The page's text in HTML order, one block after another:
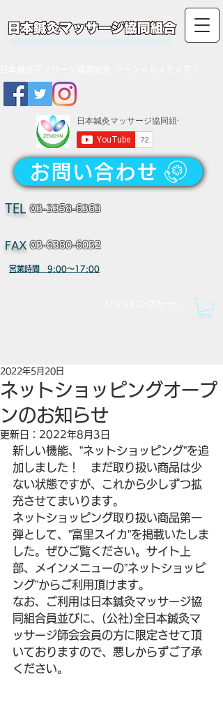
TEL
FAX 03-6380-6032
03-3358-6363
営業時間 9:00～17:00
お問い合わせ
ネットショッピングオープ
ンのお知らせ
2022年5月20日
更新日： 2022年8月3日
新しい機能、”ネットショッピング”を追
加しました！　まだ取り扱い商品は少
ない状態ですが、これから少しずつ拡
充させてまいります。
ネットショッピング取り扱い商品第一
弾として、”富里スイカ”を掲載いたしま
した。ぜひご覧ください。サイト上
部、メインメニューの”ネットショッピ
ング”からご利用頂けます。
なお、ご利用は日本鍼灸マッサージ協
同組合員並びに、(公社)全日本鍼灸マ
ッサージ師会会員の方に限定させて頂
いておりますので、悪しからずご了承
ください。